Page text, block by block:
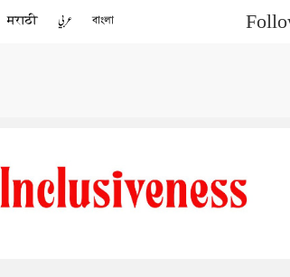
मराठी عربي বাংলা